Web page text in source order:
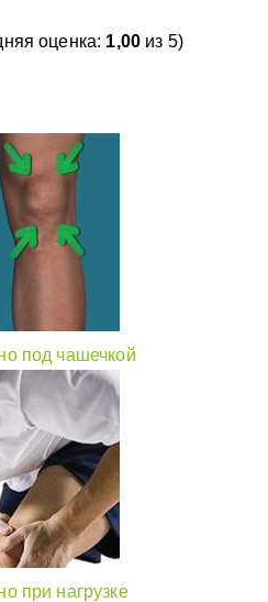
оценка: 1,00 из 5)
под чашечкой
при нагрузке